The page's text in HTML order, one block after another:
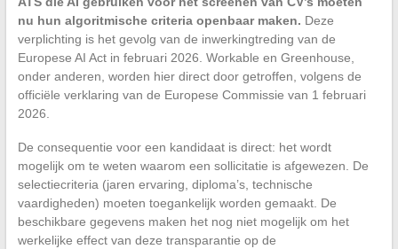
nu hun algoritmische criteria openbaar maken. Deze
verplichting is het gevolg van de inwerkingtreding van de
Europese AI Act in februari 2026. Workable en Greenhouse,
onder anderen, worden hier direct door getroffen, volgens de
officiële verklaring van de Europese Commissie van 1 februari
2026.
De consequentie voor een kandidaat is direct: het wordt
mogelijk om te weten waarom een sollicitatie is afgewezen. De
selectiecriteria (jaren ervaring, diploma’s, technische
vaardigheden) moeten toegankelijk worden gemaakt. De
beschikbare gegevens maken het nog niet mogelijk om het
werkelijke effect van deze transparantie op de